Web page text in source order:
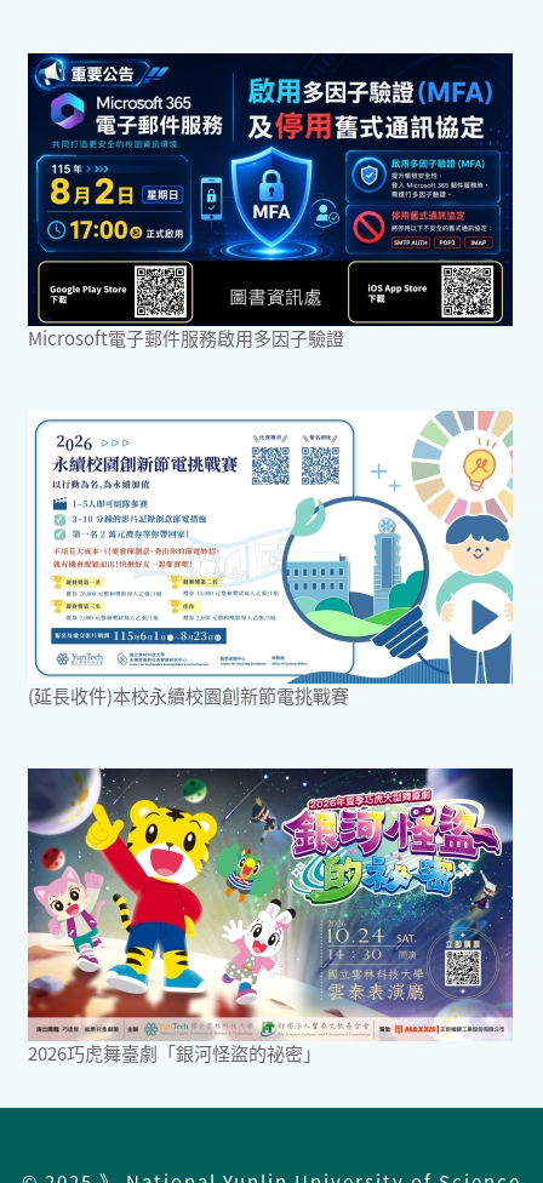
Microsoft電子郵件服務啟用多因子驗證
(延長收件)本校永續校園創新節電挑戰賽
2026巧虎舞臺劇「銀河怪盜的祕密」